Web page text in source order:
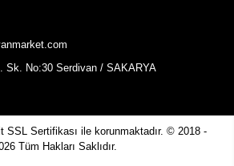
Sk. No:30 Serdivan / SAKARYA
SSL Sertifikası ile korunmaktadır. © 2018 -
Tüm Hakları Saklıdır.